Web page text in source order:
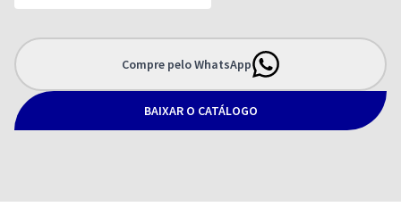
Compre pelo WhatsApp
BAIXAR O CATÁLOGO